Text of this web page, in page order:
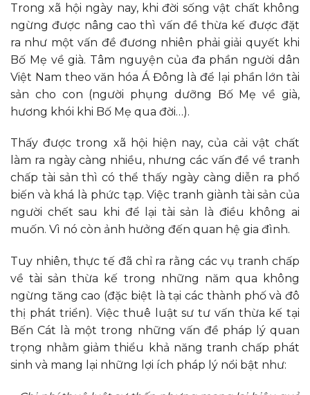
Trong xã hội ngày nay, khi đời sống vật chất không
ngừng được nâng cao thì vấn đề thừa kế được đặt
ra như một vấn đề đương nhiên phải giải quyết khi
Bố Mẹ về già. Tâm nguyện của đa phần người dân
Việt Nam theo văn hóa Á Đông là để lại phần lớn tài
sản cho con (người phụng dưỡng Bố Mẹ về già,
hương khói khi Bố Mẹ qua đời…).
Thấy được trong xã hội hiện nay, của cải vật chất
làm ra ngày càng nhiều, nhưng các vấn đề về tranh
chấp tài sản thì có thể thấy ngày càng diễn ra phổ
biến và khá là phức tạp. Việc tranh giành tài sản của
người chết sau khi để lại tài sản là điều không ai
muốn. Vì nó còn ảnh hưởng đến quan hệ gia đình.
Tuy nhiên, thực tế đã chỉ ra rằng các vụ tranh chấp
về tài sản thừa kế trong những năm qua không
ngừng tăng cao (đặc biệt là tại các thành phố và đô
thị phát triển). Việc thuê luật sư tư vấn thừa kế tại
Bến Cát là một trong những vấn đề pháp lý quan
trọng nhằm giảm thiểu khả năng tranh chấp phát
sinh và mang lại những lợi ích pháp lý nổi bật như: